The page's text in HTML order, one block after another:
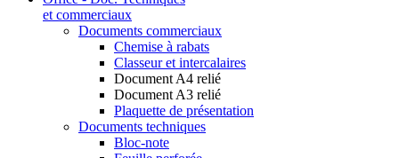
et commerciaux
Documents commerciaux
Chemise à rabats
Classeur et intercalaires
Document A4 relié
Document A3 relié
Plaquette de présentation
Documents techniques
Bloc-note